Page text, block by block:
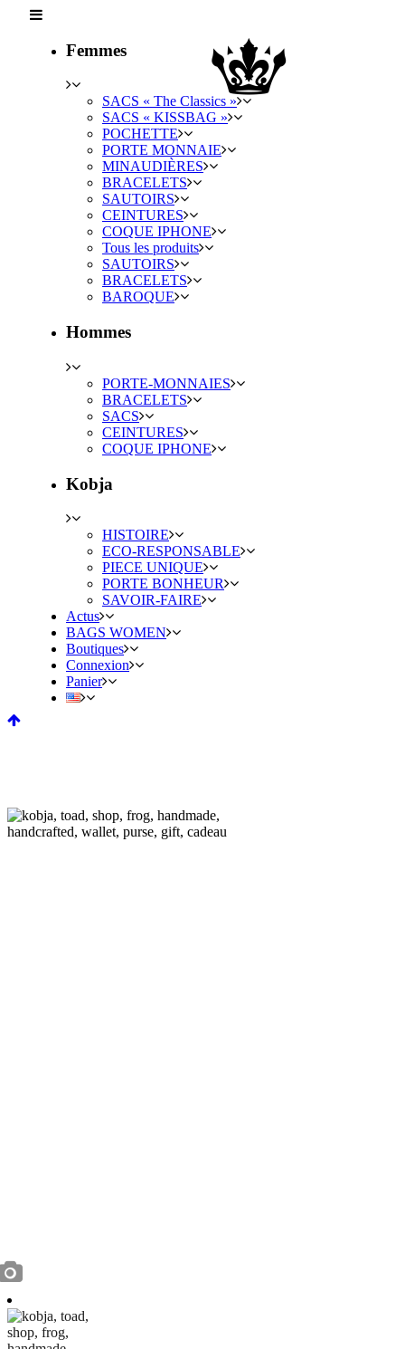
Femmes
SACS « The Classics »
SACS « KISSBAG »
POCHETTE
PORTE MONNAIE
MINAUDIÈRES
BRACELETS
SAUTOIRS
CEINTURES
COQUE IPHONE
Tous les produits
SAUTOIRS
BRACELETS
BAROQUE
Hommes
PORTE-MONNAIES
BRACELETS
SACS
CEINTURES
COQUE IPHONE
Kobja
HISTOIRE
ECO-RESPONSABLE
PIECE UNIQUE
PORTE BONHEUR
SAVOIR-FAIRE
Actus
BAGS WOMEN
Boutiques
Connexion
Panier